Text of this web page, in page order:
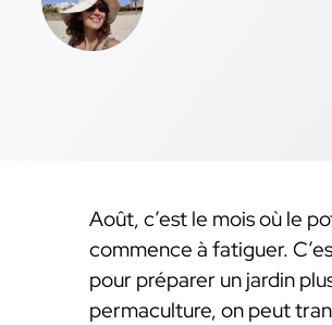
Août, c’est le mois où le
commence à fatiguer.
pour préparer un jardin
permaculture, on peut